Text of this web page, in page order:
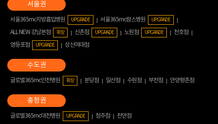
서울365mc지방흡입병원 UPGRADE 서울365mc람스병원 UPGRADE
ALL NEW 강남본점 확장 신촌점 UPGRADE 노원점 UPGRADE
천호점
영등포점
UPGRADE 성신여대점
글로벌365mc인천병원 확장 분당점 일산점 수원점 부천점 안양평촌점
글로벌365mc대전병원 UPGRADE 청주점 천안점